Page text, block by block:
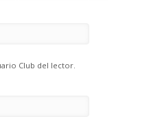
contraseña
Club del lector.